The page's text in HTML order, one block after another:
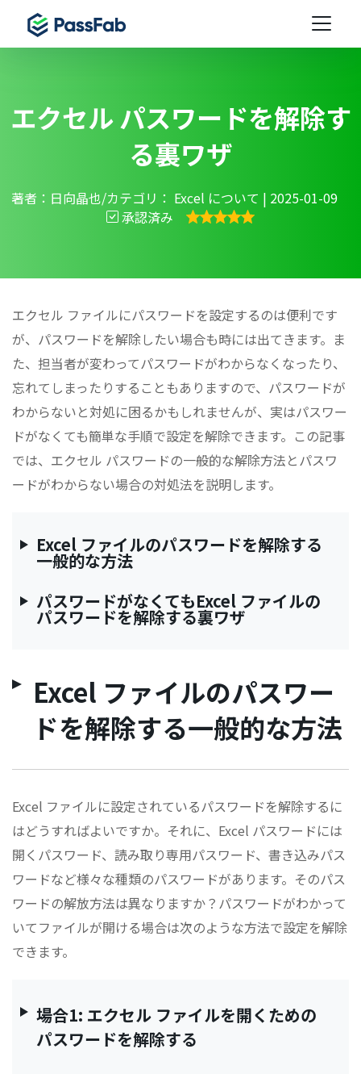
エクセル パスワードを解除す
る裏ワザ
著者：日向晶也/カテゴリ： Excel について | 2025-01-09
承認済み
エクセル ファイルにパスワードを設定するのは便利です
が、パスワードを解除したい場合も時には出てきます。ま
た、担当者が変わってパスワードがわからなくなったり、
忘れてしまったりすることもありますので、パスワードが
わからないと対処に困るかもしれませんが、実はパスワー
ドがなくても簡単な手順で設定を解除できます。この記事
では、エクセル パスワードの一般的な解除方法とパスワ
ードがわからない場合の対処法を説明します。
Excel ファイルのパスワードを解除する
一般的な方法
パスワードがなくてもExcel ファイルの
パスワードを解除する裏ワザ
Excel ファイルのパスワー
ドを解除する一般的な方法
Excel ファイルに設定されているパスワードを解除するに
はどうすればよいですか。それに、Excel パスワードには
開くパスワード、読み取り専用パスワード、書き込みパス
ワードなど様々な種類のパスワードがあります。そのパス
ワードの解放方法は異なりますか？パスワードがわかって
いてファイルが開ける場合は次のような方法で設定を解除
できます。
場合1: エクセル ファイルを開くための
パスワードを解除する